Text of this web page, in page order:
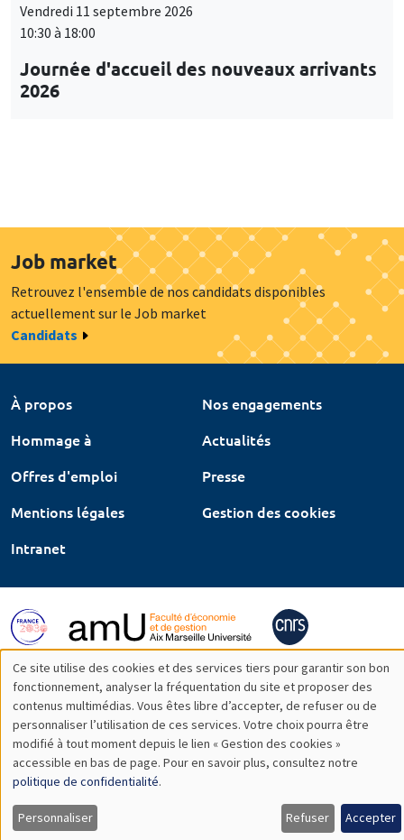
Vendredi 11 septembre 2026
10:30 à 18:00
Journée d'accueil des nouveaux arrivants
2026
Job market
Retrouvez l'ensemble de nos candidats disponibles
actuellement sur le Job market
Candidats
À propos
Nos engagements
Hommage à
Actualités
Offres d'emploi
Presse
Mentions légales
Gestion des cookies
Intranet
Utilisation
des
données
personnelles
et
Ce site utilise des cookies et des services tiers pour garantir son bon
fonctionnement, analyser la fréquentation du site et proposer des
contenus multimédias. Vous êtes libre d’accepter, de refuser ou de
personnaliser l’utilisation de ces services. Votre choix pourra être
modifié à tout moment depuis le lien « Gestion des cookies »
accessible en bas de page. Pour en savoir plus, consultez notre
politique de confidentialité.
Personnaliser Refuser Accepter